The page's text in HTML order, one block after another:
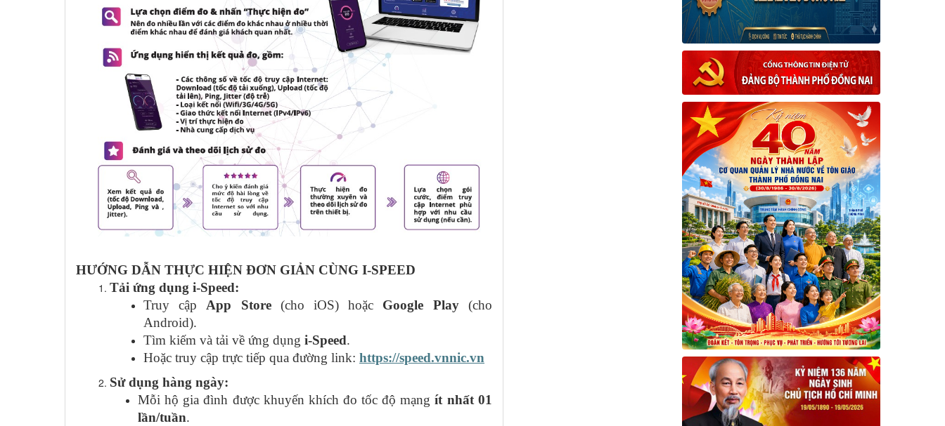
HƯỚNG DẪN THỰC HIỆN ĐƠN GIẢN CÙNG I-SPEED
Tải ứng dụng i-Speed:
Truy cập App Store(cho iOS) hoặc Google Play(cho
Android).
Tìm kiếm và tải về ứng dụng i-Speed.
Hoặc truy cập trực tiếp qua đường link: https://speed.vnnic.vn
Sử dụng hàng ngày:
Mỗi hộ gia đình được khuyến khích đo tốc độ mạngít nhất 01
lần/tuần.